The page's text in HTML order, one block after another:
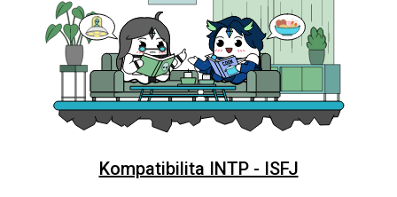
Kompatibilita INTP - ISFJ